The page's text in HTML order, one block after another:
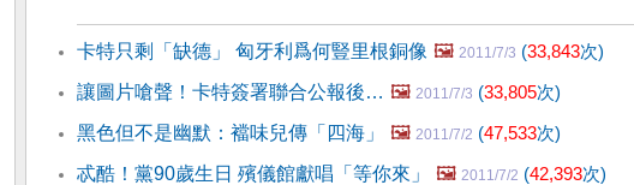
卡特只剩「缺德」 匈牙利爲何豎里根銅像 🖼️ 2011/7/3 (33,843次)
讓圖片嗆聲！卡特簽署聯合公報後… 🖼️ 2011/7/3 (33,805次)
黑色但不是幽默：襠味兒傳「四海」
🖼️ 2011/7/2 (47,533次)
忒酷！黨90歲生日 殯儀館獻唱「等你來」
🖼️ 2011/7/2 (42,393次)